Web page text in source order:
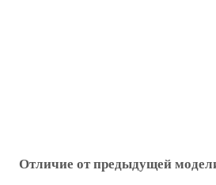
Отличие от предыдущей